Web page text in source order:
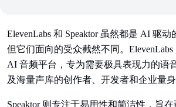
ElevenLabs 和 Speaktor 虽然都是 AI 驱动
但它们面向的受众截然不同。
AI 音频平台，专为需要极具表现力的语
及海量声库的创作者、开发者和企业量
Speaktor 则专注于易用性和简洁性，旨